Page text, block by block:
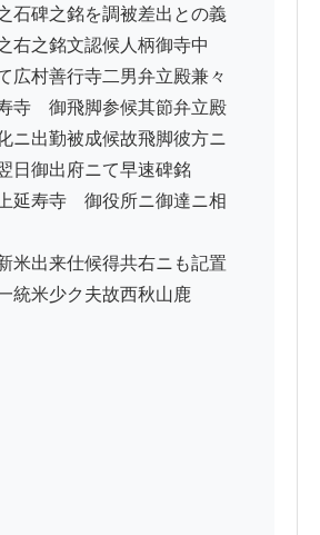
石碑之銘を調被差出との義
右之銘文認候人柄御寺中
広村善行寺二男弁立殿兼々
寺ゟ御飛脚参候其節弁立殿
ニ出勤被成候故飛脚彼方ニ
日御出府ニて早速碑銘
延寿寺ゟ御役所ニ御達ニ相
米出来仕候得共右ニも記置
統米少ク夫故西秋山鹿